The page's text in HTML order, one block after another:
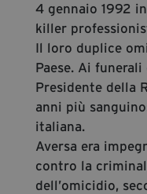
4 gennaio 1992
killer
Il loro duplice
Paese. Ai
Presidente della
anni più
italiana.
Aversa era
contro la
dell’omicidio,